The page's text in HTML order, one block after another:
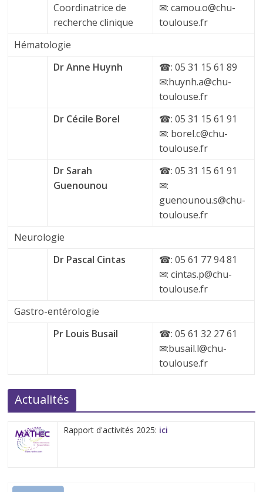
Coordinatrice de
recherche clinique
✉: camou.o@chu-
toulouse.fr
Hématologie
Dr Anne Huynh
☎: 05 31 15 61 89
✉:huynh.a@chu-
toulouse.fr
Dr Cécile Borel
☎: 05 31 15 61 91
✉: borel.c@chu-
toulouse.fr
Dr Sarah
Guenounou
☎: 05 31 15 61 91
✉:
guenounou.s@chu-
toulouse.fr
Neurologie
Dr Pascal Cintas
☎: 05 61 77 94 81
✉: cintas.p@chu-
toulouse.fr
Gastro-entérologie
Pr Louis Busail
☎: 05 61 32 27 61
✉:busail.l@chu-
toulouse.fr
Actualités
Rapport d'activités 2025: ici